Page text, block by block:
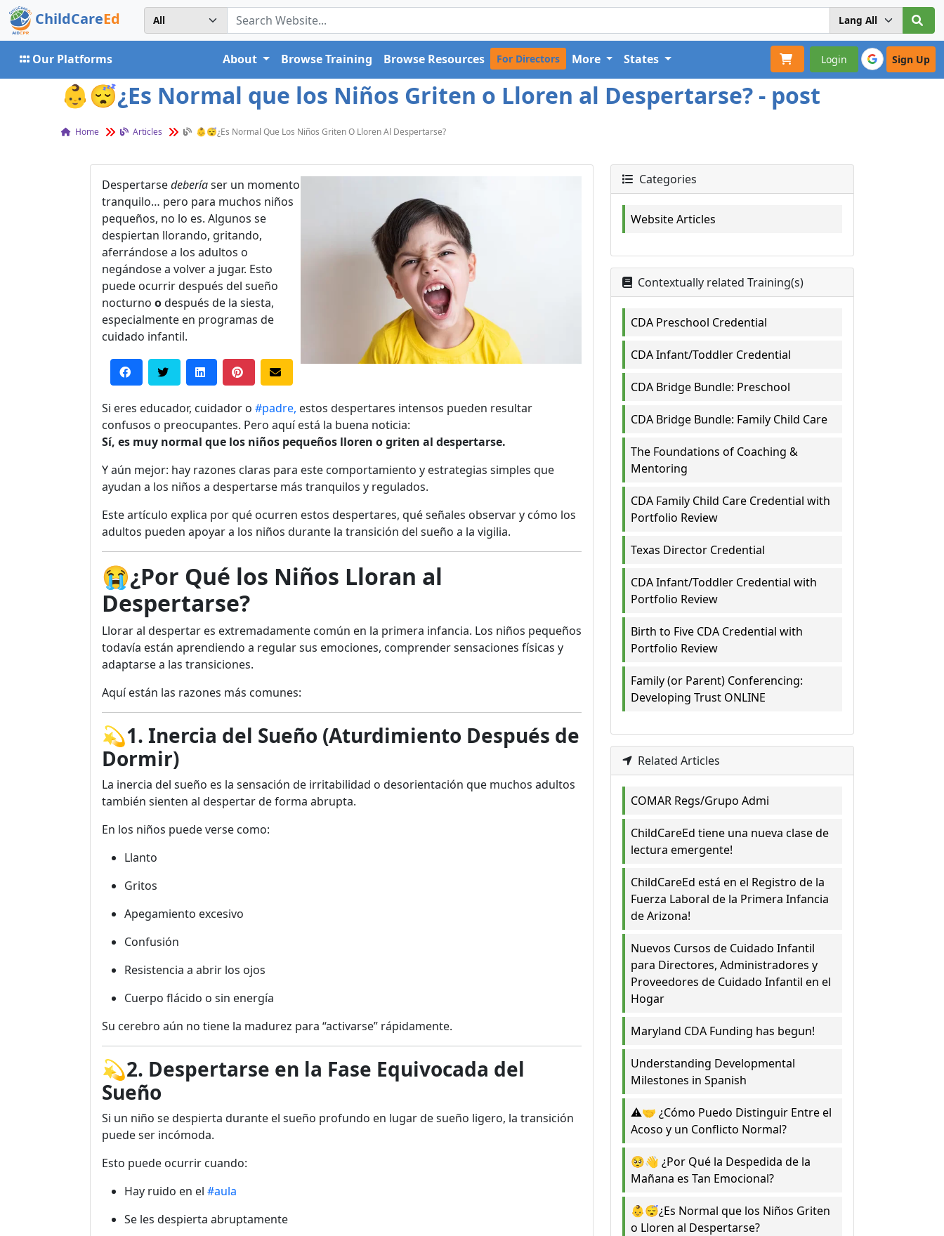
ChildCareEd
Our Platforms Login Sign Up
About Browse Training Browse Resources For Directors More States
👶😴¿Es Normal que los Niños Griten o Lloren al Despertarse? - post
Home Articles 👶😴¿Es Normal Que Los Niños Griten O Lloren Al Despertarse?
Despertarsedeberíaser un momento
tranquilo… pero para muchos niños
pequeños, no lo es. Algunos se
despiertan llorando, gritando,
aferrándose a los adultos o
negándose a volver a jugar. Esto
puede ocurrir después del sueño
nocturno odespués de la siesta,
especialmente en programas de
cuidado infantil.
Si eres educador, cuidador o #padre, estos despertares intensos pueden resultar
confusos o preocupantes. Pero aquí está la buena noticia:
Sí, es muy normal que los niños pequeños lloren o griten al despertarse.
Y aún mejor: hay razones claras para este comportamiento y estrategias simples que
ayudan a los niños a despertarse más tranquilos y regulados.
Este artículo explica por qué ocurren estos despertares, qué señales observar y cómo los
adultos pueden apoyar a los niños durante la transición del sueño a la vigilia.
😭¿Por Qué los Niños Lloran al
Despertarse?
Llorar al despertar es extremadamente común en la primera infancia. Los niños pequeños
todavía están aprendiendo a regular sus emociones, comprender sensaciones físicas y
adaptarse a las transiciones.
Aquí están las razones más comunes:
💫1. Inercia del Sueño (Aturdimiento Después de
Dormir)
La inercia del sueño es la sensación de irritabilidad o desorientación que muchos adultos
también sienten al despertar de forma abrupta.
En los niños puede verse como:
Llanto
Gritos
Apegamiento excesivo
Confusión
Resistencia a abrir los ojos
Cuerpo flácido o sin energía
Su cerebro aún no tiene la madurez para “activarse” rápidamente.
💫2. Despertarse en la Fase Equivocada del
Sueño
Si un niño se despierta durante el sueño profundo en lugar de sueño ligero, la transición
puede ser incómoda.
Esto puede ocurrir cuando:
Hay ruido en el #aula
Se les despierta abruptamente
Categories
Website Articles
Contextually related Training(s)
CDA Preschool Credential
CDA Infant/Toddler Credential
CDA Bridge Bundle: Preschool
CDA Bridge Bundle: Family Child Care
The Foundations of Coaching &
Mentoring
CDA Family Child Care Credential with
Portfolio Review
Texas Director Credential
CDA Infant/Toddler Credential with
Portfolio Review
Birth to Five CDA Credential with
Portfolio Review
Family (or Parent) Conferencing:
Developing Trust ONLINE
Related Articles
COMAR Regs/Grupo Admi
ChildCareEd tiene una nueva clase de
lectura emergente!
ChildCareEd está en el Registro de la
Fuerza Laboral de la Primera Infancia
de Arizona!
Nuevos Cursos de Cuidado Infantil
para Directores, Administradores y
Proveedores de Cuidado Infantil en el
Hogar
Maryland CDA Funding has begun!
Understanding Developmental
Milestones in Spanish
⚠️🤝 ¿Cómo Puedo Distinguir Entre el
Acoso y un Conflicto Normal?
🥺👋 ¿Por Qué la Despedida de la
Mañana es Tan Emocional?
👶😴¿Es Normal que los Niños Griten
o Lloren al Despertarse?